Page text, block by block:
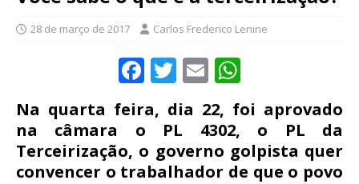
28 de março de 2017 Carlos Frederico Lenine
F
a
c
e
b
T
w
it
te
r
E
m
ai
l
h
at
s
A
Na quarta feira, dia 22, foi aprovado
na câmara o PL 4302, o PL da
Terceirização, o governo golpista quer
convencer o trabalhador de que o povo